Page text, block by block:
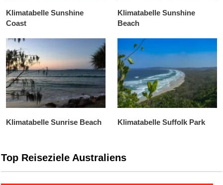
Klimatabelle Sunshine
Coast
Klimatabelle Sunshine
Beach
Klimatabelle Sunrise Beach Klimatabelle Suffolk Park
Top Reiseziele Australiens